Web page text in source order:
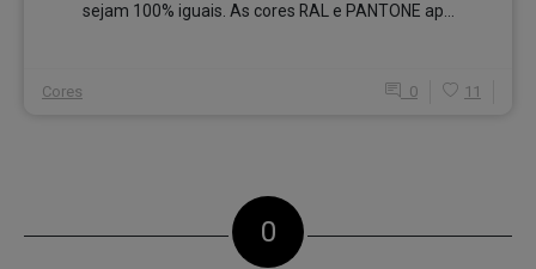
sejam 100% iguais. As cores RAL e PANTONE ap...
Cores 0 11
0